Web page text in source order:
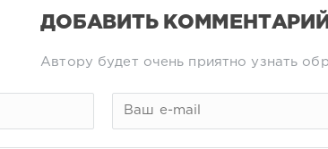
ДОБАВИТЬ КОММЕНТАРИЙ
Автору будет очень приятно узнать